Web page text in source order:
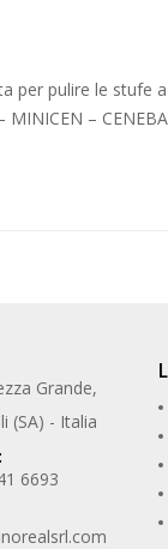
per pulire le stufe
MINICEN –
Grande,
(SA) - Italia
6693